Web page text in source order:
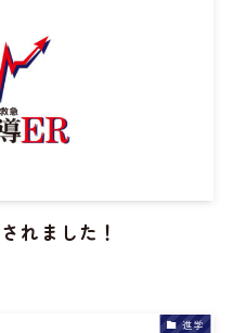
れました！
進学